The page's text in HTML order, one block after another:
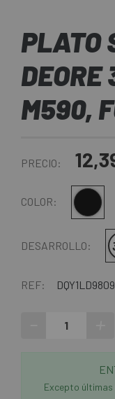
PLATO
M590,
PRECIO:
COLOR: Negro
DESARROLLO:
REF:
Excepto últimas